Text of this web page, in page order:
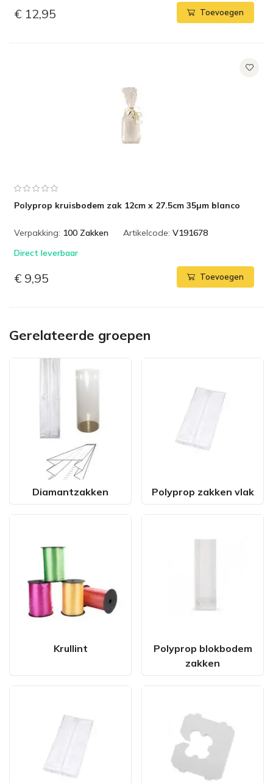
€ 12,95 Toevoegen
Polyprop kruisbodem zak 12cm x 27.5cm 35µm blanco
Verpakking: 100 Zakken Artikelcode: V191678
Direct leverbaar
€ 9,95 Toevoegen
Gerelateerde groepen
Diamantzakken Polyprop zakken vlak
Krullint
Polyprop blokbodem
zakken